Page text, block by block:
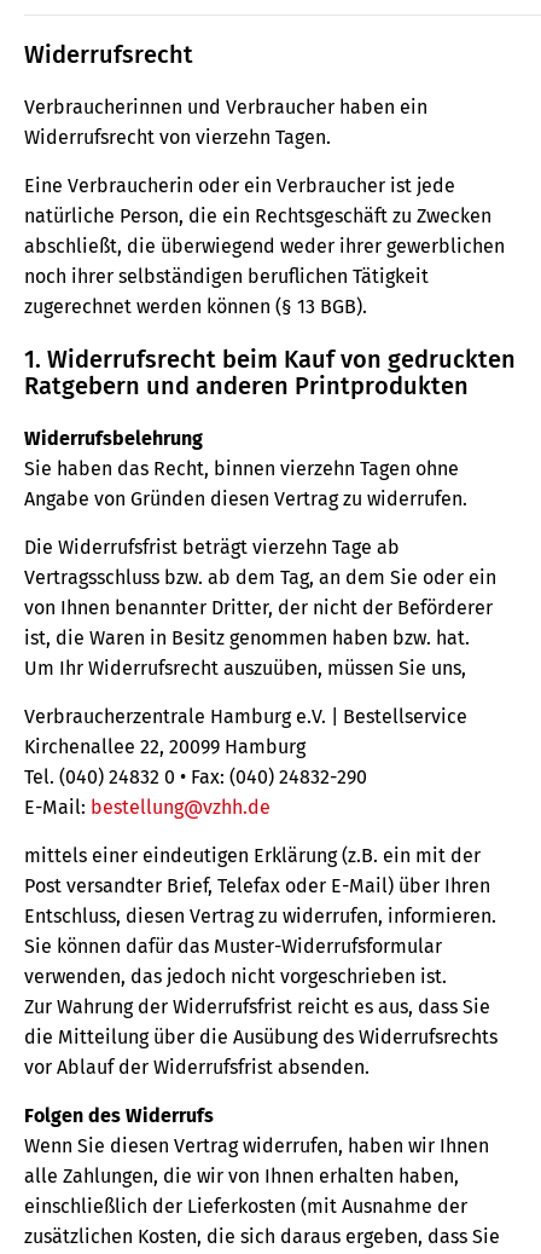
Widerrufsrecht
Verbraucherinnen und Verbraucher haben ein
Widerrufsrecht von vierzehn Tagen.
Eine Verbraucherin oder ein Verbraucher ist jede
natürliche Person, die ein Rechtsgeschäft zu Zwecken
abschließt, die überwiegend weder ihrer gewerblichen
noch ihrer selbständigen beruflichen Tätigkeit
zugerechnet werden können (§ 13 BGB).
1. Widerrufsrecht beim Kauf von gedruckten
Ratgebern und anderen Printprodukten
Widerrufsbelehrung
Sie haben das Recht, binnen vierzehn Tagen ohne
Angabe von Gründen diesen Vertrag zu widerrufen.
Die Widerrufsfrist beträgt vierzehn Tage ab
Vertragsschluss bzw. ab dem Tag, an dem Sie oder ein
von Ihnen benannter Dritter, der nicht der Beförderer
ist, die Waren in Besitz genommen haben bzw. hat.
Um Ihr Widerrufsrecht auszuüben, müssen Sie uns,
Verbraucherzentrale Hamburg e.V. | Bestellservice
Kirchenallee 22, 20099 Hamburg
Tel. (040) 24832 0 • Fax: (040) 24832-290
E-Mail: bestellung@vzhh.de
mittels einer eindeutigen Erklärung (z.B. ein mit der
Post versandter Brief, Telefax oder E-Mail) über Ihren
Entschluss, diesen Vertrag zu widerrufen, informieren.
Sie können dafür das Muster-Widerrufsformular
verwenden, das jedoch nicht vorgeschrieben ist.
Zur Wahrung der Widerrufsfrist reicht es aus, dass Sie
die Mitteilung über die Ausübung des Widerrufsrechts
vor Ablauf der Widerrufsfrist absenden.
Folgen des Widerrufs
Wenn Sie diesen Vertrag widerrufen, haben wir Ihnen
alle Zahlungen, die wir von Ihnen erhalten haben,
einschließlich der Lieferkosten (mit Ausnahme der
zusätzlichen Kosten, die sich daraus ergeben, dass Sie